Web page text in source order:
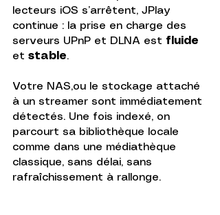
lecteurs iOS s’arrêtent, JPlay
continue : la prise en charge des
serveurs UPnP et DLNA est fluide
et stable.
Votre NAS,ou le stockage attaché
à un streamer sont immédiatement
détectés. Une fois indexé, on
parcourt sa bibliothèque locale
comme dans une médiathèque
classique, sans délai, sans
rafraîchissement à rallonge.